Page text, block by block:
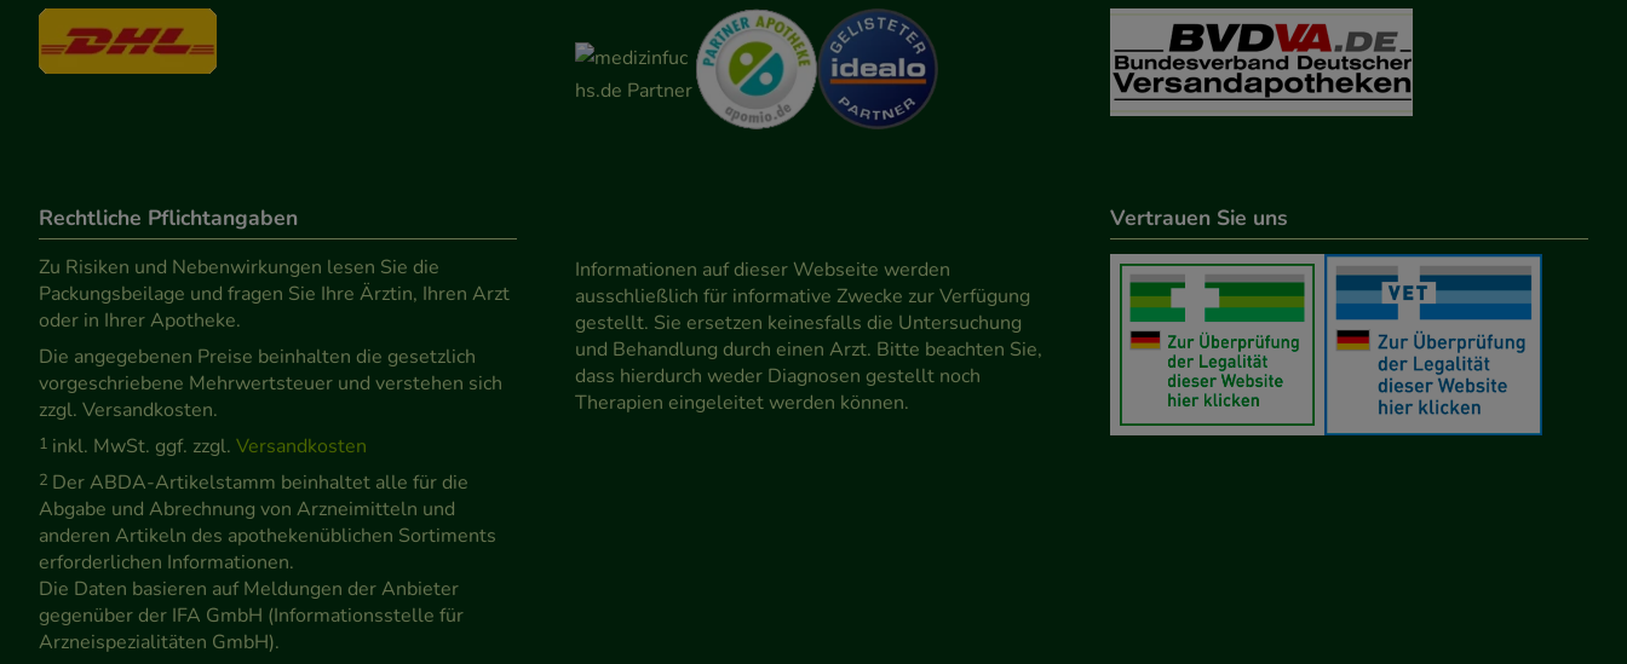
Rechtliche Pflichtangaben
Zu Risiken und Nebenwirkungen lesen Sie die
Packungsbeilage und fragen Sie Ihre Ärztin, Ihren Arzt
oder in Ihrer Apotheke.
Die angegebenen Preise beinhalten die gesetzlich
vorgeschriebene Mehrwertsteuer und verstehen sich
zzgl. Versandkosten.
1 inkl. MwSt. ggf. zzgl. Versandkosten
2 Der ABDA-Artikelstamm beinhaltet alle für die
Abgabe und Abrechnung von Arzneimitteln und
anderen Artikeln des apothekenüblichen Sortiments
erforderlichen Informationen.
Die Daten basieren auf Meldungen der Anbieter
gegenüber der IFA GmbH (Informationsstelle für
Arzneispezialitäten GmbH).
Informationen auf dieser Webseite werden
ausschließlich für informative Zwecke zur Verfügung
gestellt. Sie ersetzen keinesfalls die Untersuchung
und Behandlung durch einen Arzt. Bitte beachten Sie,
dass hierdurch weder Diagnosen gestellt noch
Therapien eingeleitet werden können.
Vertrauen Sie uns